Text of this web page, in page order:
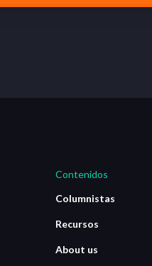
Contenidos
Columnistas
Recursos
About us